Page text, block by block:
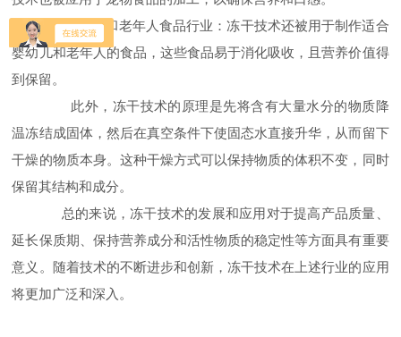
婴幼儿和老年人食品行业：冻干技术还被用于制作适合
婴幼儿和老年人的食品，这些食品易于消化吸收，且营养价值得
到保留。
此外，冻干技术的原理是先将含有大量水分的物质降
温冻结成固体，然后在真空条件下使固态水直接升华，从而留下
干燥的物质本身。这种干燥方式可以保持物质的体积不变，同时
保留其结构和成分。
总的来说，冻干技术的发展和应用对于提高产品质量、
延长保质期、保持营养成分和活性物质的稳定性等方面具有重要
意义。随着技术的不断进步和创新，冻干技术在上述行业的应用
将更加广泛和深入。